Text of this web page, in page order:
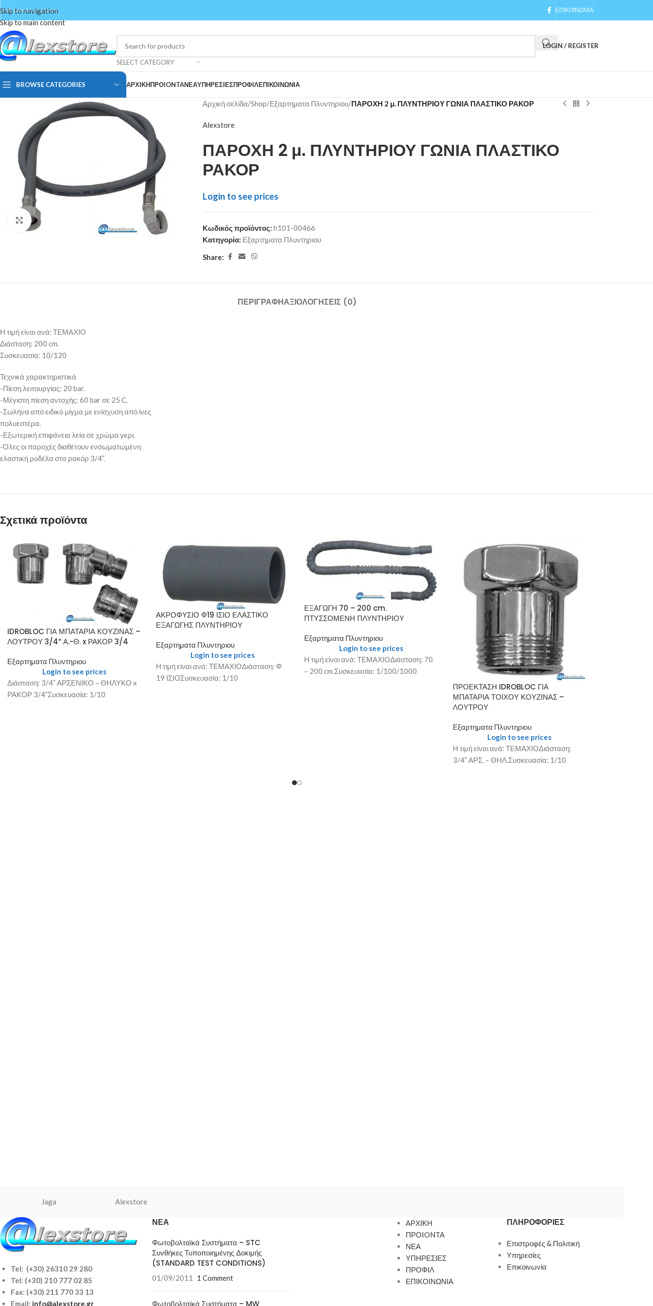
Skip to navigation
Skip to main content
welcome to alexstore ΕΠΙΚΟΙΝΩΝΙΑ
SELECT CATEGORY
LOGIN / REGISTER
BROWSE CATEGORIES ΑΡΧΙΚΗΠΡΟIONTAΝΕΑΥΠΗΡΕΣΙΕΣΠΡΟΦΙΛΕΠΙΚΟΙΝΩΝΙΑ
Click to enlarge
Αρχική σελίδα/Shop/Εξαρτηματα Πλυντηριου/ΠΑΡΟΧΗ 2 μ. ΠΛΥΝΤΗΡΙΟΥ ΓΩΝΙΑ ΠΛΑΣΤΙΚΟ ΡΑΚΟΡ
Alexstore
ΠΑΡΟΧΗ 2 μ. ΠΛΥΝΤΗΡΙΟΥ ΓΩΝΙΑ ΠΛΑΣΤΙΚΟ
ΡΑΚΟΡ
Login to see prices
Κωδικός προϊόντος:h101-00466
Κατηγορία: Εξαρτηματα Πλυντηριου
Share:
ΠΕΡΙΓΡΑΦΉΑΞΙΟΛΟΓΉΣΕΙΣ (0)
Η τιμή είναι ανά: ΤΕΜΑΧΙΟ
Διάσταση: 200 cm.
Συσκευασία: 10/120
Τεχνικά χαρακτηριστικά
-Πίεση λειτουργίας: 20 bar.
-Μέγιστη πίεση αντοχής: 60 bar σε 25 C.
-Σωλήνα από ειδικό μίγμα με ενίσχυση από ίνες
πολυεστέρα.
-Εξωτερική επιφάνεια λεία σε χρώμα γκρι.
-Όλες οι παροχές διαθέτουν ενσωματωμένη
ελαστική ροδέλα στα ρακόρ 3/4”.
Σχετικά προϊόντα
IDROBLOC ΓΙΑ ΜΠΑΤΑΡΙΑ ΚΟΥΖΙΝΑΣ –
ΛΟΥΤΡΟΥ 3/4” Α.-Θ. x ΡΑΚΟΡ 3/4
Εξαρτηματα Πλυντηριου
Login to see prices
Διάσταση: 3/4” ΑΡΣΕΝΙΚΟ – ΘΗΛΥΚΟ x
ΡΑΚΟΡ 3/4”Συσκευασία: 1/10
ΑΚΡΟΦΥΣΙΟ Φ19 ΙΣΙΟ ΕΛΑΣΤΙΚΟ
ΕΞΑΓΩΓΗΣ ΠΛΥΝΤΗΡΙΟΥ
Εξαρτηματα Πλυντηριου
Login to see prices
Η τιμή είναι ανά: ΤΕΜΑΧΙΟΔιάσταση: Φ
19 ΙΣΙΟΣυσκευασία: 1/10
ΕΞΑΓΩΓΗ 70 – 200 cm.
ΠΤΥΣΣΟΜΕΝΗ ΠΛΥΝΤΗΡΙΟΥ
Εξαρτηματα Πλυντηριου
Login to see prices
Η τιμή είναι ανά: ΤΕΜΑΧΙΟΔιάσταση: 70
– 200 cm.Συσκευασία: 1/100/1000
ΠΡΟΕΚΤΑΣΗ IDROBLOC ΓΙΑ
ΜΠΑΤΑΡΙΑ ΤΟΙΧΟΥ ΚΟΥΖΙΝΑΣ –
ΛΟΥΤΡΟΥ
Εξαρτηματα Πλυντηριου
Login to see prices
Η τιμή είναι ανά: ΤΕΜΑΧΙΟΔιάσταση:
3/4” ΑΡΣ. – ΘΗΛ.Συσκευασία: 1/10
Jaga Alexstore
Tel: (+30) 26310 29 280
Tel: (+30) 210 777 02 85
Fax: (+30) 211 770 33 13
Email: info@alexstore.gr
ΝΈΑ
Φωτοβολταϊκά Συστήματα – STC
Συνθήκες Τυποποιημένης Δοκιμής
(STANDARD TEST CONDITIONS)
01/09/2011 1 Comment
Φωτοβολταϊκά Συστήματα – MW
ΑΡΧΙΚΗ
ΠΡΟIONTA
ΝΕΑ
ΥΠΗΡΕΣΙΕΣ
ΠΡΟΦΙΛ
ΕΠΙΚΟΙΝΩΝΙΑ
ΠΛΗΡΟΦΟΡΊΕΣ
Επιστροφές & Πολιτική
Υπηρεσίες
Επικοινωνία